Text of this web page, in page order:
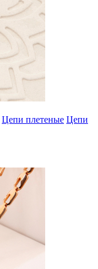
Цепи плетеные Цепи